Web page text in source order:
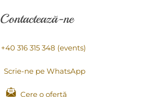
Contactează-ne
+40 316 315 348 (events)
Scrie-ne pe WhatsApp
Cere o ofertă